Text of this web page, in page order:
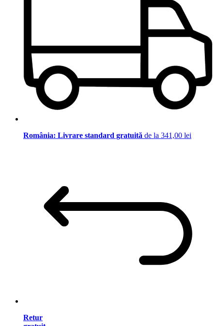
România: Livrare standard gratuită de la 341,00 lei
Retur